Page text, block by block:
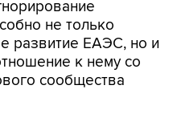
развитие ЕАЭС, но и
к нему со
сообщества
проблемы